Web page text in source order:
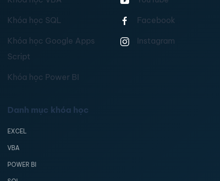
Khóa học SQL
Khóa học Google Apps
Script
Khóa học Power BI
Facebook
Instagram
Danh mục khóa học
EXCEL
VBA
POWER BI